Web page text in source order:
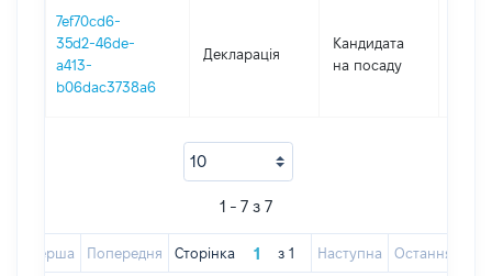
7ef70cd6-
35d2-46de-
a413-
b06dac3738a6
Декларація
Кандидата
на посаду
1 - 7 з 7
Перша Попередня Сторінка з 1 Наступна Остання